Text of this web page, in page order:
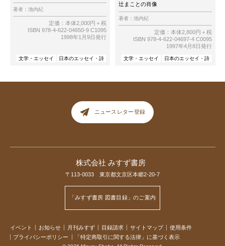
著者： 池内紀
定価：本体2,000円＋税
ISBN 978-4-622-04650-9 C1095
1998年1月9日発行
文学・エッセイ 日本のエッセイ・詩
辻まことの肖像
著者： 池内紀
定価：本体2,800円＋税
ISBN 978-4-622-04697-4 C0095
1997年4月8日発行
文学・エッセイ 日本のエッセイ・詩
ニュースレター登録
株式会社 みすず書房
〒113-0033 東京都文京区本郷2-20-7
「みすず書房 図書目録」のご案内
イベント お知らせ 月刊みすず 目録請求 サイトマップ
使用条件
プライバシーポリシー
「特定商取引に関する法律」に基づく表示